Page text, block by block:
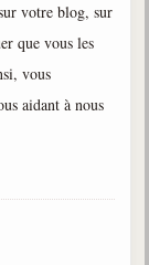
votre blog, sur
que vous les
vous
aidant à nous